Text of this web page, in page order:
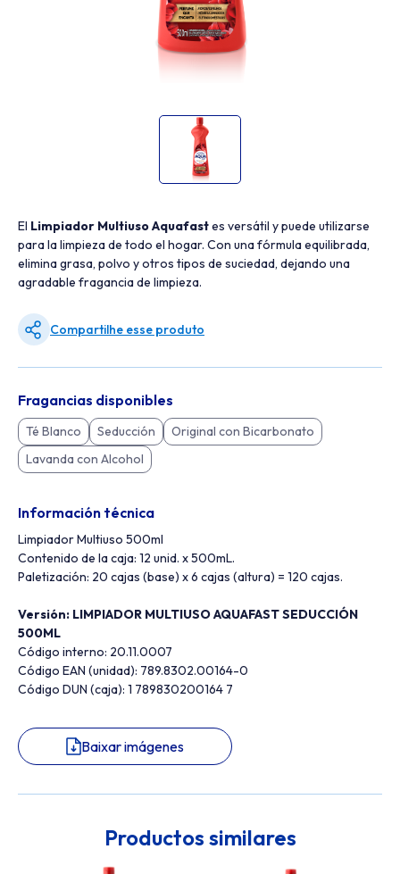
El Limpiador Multiuso Aquafastes versátil y puede utilizarse
para la limpieza de todo el hogar. Con una fórmula equilibrada,
elimina grasa, polvo y otros tipos de suciedad, dejando una
agradable fragancia de limpieza.
Compartilhe esse produto
Fragancias disponibles
Té Blanco Seducción
Original con Bicarbonato
Lavanda con Alcohol
Información técnica
Limpiador Multiuso 500ml
Contenido de la caja: 12 unid. x 500mL.
Paletización: 20 cajas (base) x 6 cajas (altura) = 120 cajas.
Versión: LIMPIADOR MULTIUSO AQUAFAST SEDUCCIÓN
500ML
Código interno: 20.11.0007
Código EAN (unidad): 789.8302.00164-0
Código DUN (caja): 1 789830200164 7
Baixar imágenes
Productos similares